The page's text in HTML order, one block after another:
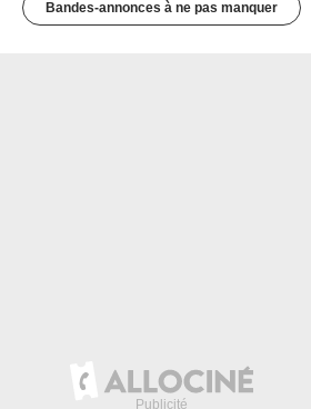
Bandes-annonces à ne pas manquer